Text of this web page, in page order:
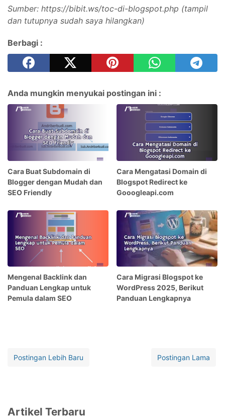
Sumber: https://bibit.ws/toc-di-blogspot.php (tampil
dan tutupnya sudah saya hilangkan)
Berbagi :
Anda mungkin menyukai postingan ini :
Cara Buat Subdomain di
Blogger dengan Mudah dan
SEO Friendly
Cara Mengatasi Domain di
Blogspot Redirect ke
Gooogleapi.com
Mengenal Backlink dan
Panduan Lengkap untuk
Pemula dalam SEO
Cara Migrasi Blogspot ke
WordPress 2025, Berikut
Panduan Lengkapnya
Postingan Lebih Baru Postingan Lama
Artikel Terbaru